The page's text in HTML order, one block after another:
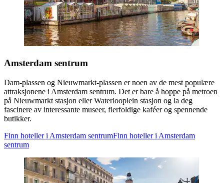
Amsterdam sentrum
Dam-plassen og Nieuwmarkt-plassen er noen av de mest populære
attraksjonene i Amsterdam sentrum. Det er bare å hoppe på metroen
på Nieuwmarkt stasjon eller Waterlooplein stasjon og la deg
fascinere av interessante museer, flerfoldige kaféer og spennende
butikker.
Finn hoteller i Amsterdam sentrumFinn hoteller i Amsterdam
sentrum